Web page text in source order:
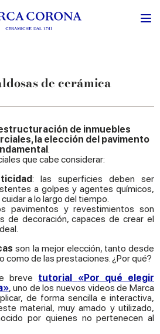
de cerámica
de inmuebles
la elección del pavimento
.
que cabe considerar:
: las superficies deben ser
a golpes y agentes químicos,
a lo largo del tiempo.
pavimentos y revestimientos son
de decoración, capaces de crear el
son la mejor elección, tanto desde
de las prestaciones. ¿Por qué?
breve tutorial «Por qué elegir
, uno de los nuevos videos de Marca
de forma sencilla e interactiva,
material, muy amado y utilizado,
por quienes no pertenecen al